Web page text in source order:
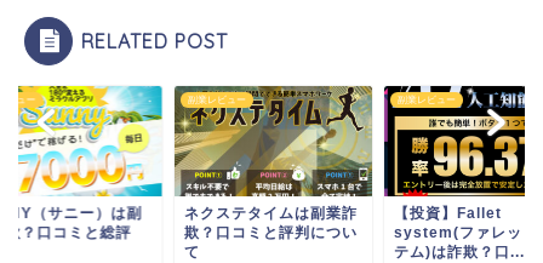
RELATED POST
ビュー
（サニー）は副
欺？口コミと総評
副業レビュー
ネクステタイムは副業詐
欺？口コミと評判につい
て
副業レビュー
【投資】Fallet
system(ファレット
テム)は詐欺？口...